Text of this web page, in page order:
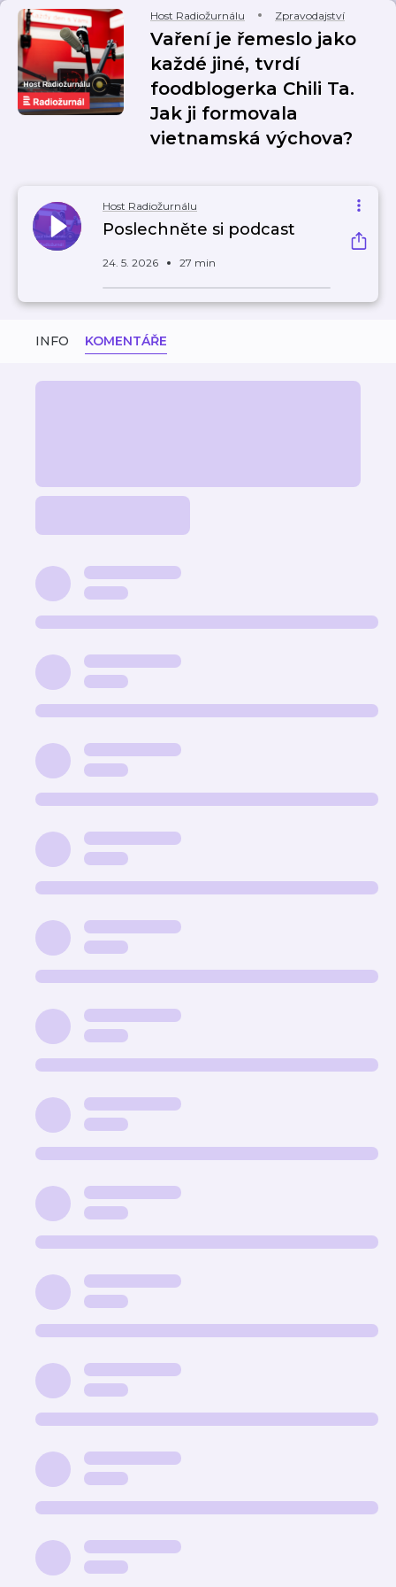
Host Radiožurnálu Zpravodajství
Vaření je řemeslo jako
každé jiné, tvrdí
foodblogerka Chili Ta.
Jak ji formovala
vietnamská výchova?
Host Radiožurnálu
Poslechněte si podcast
24. 5. 2026 27 min
INFO KOMENTÁŘE